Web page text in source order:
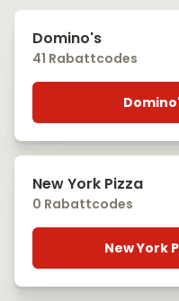
Domino's
41 Rabattcodes
New York Pizza
0 Rabattcodes
New York